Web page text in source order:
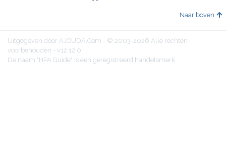
Naar boven
Uitgegeven door AJOUDA.Com - © 2003-2026 Alle rechten
voorbehouden - v12.12.0
De naam "HPA Guide" is een geregistreerd handelsmerk.